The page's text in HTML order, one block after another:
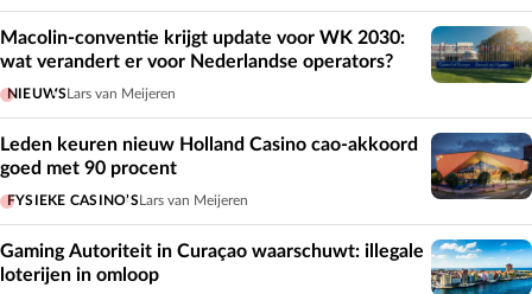
Macolin-conventie krijgt update voor WK 2030:
wat verandert er voor Nederlandse operators?
NIEUWSLars van Meijeren
Leden keuren nieuw Holland Casino cao-akkoord
goed met 90 procent
FYSIEKE CASINO’SLars van Meijeren
Gaming Autoriteit in Curaçao waarschuwt: illegale
loterijen in omloop